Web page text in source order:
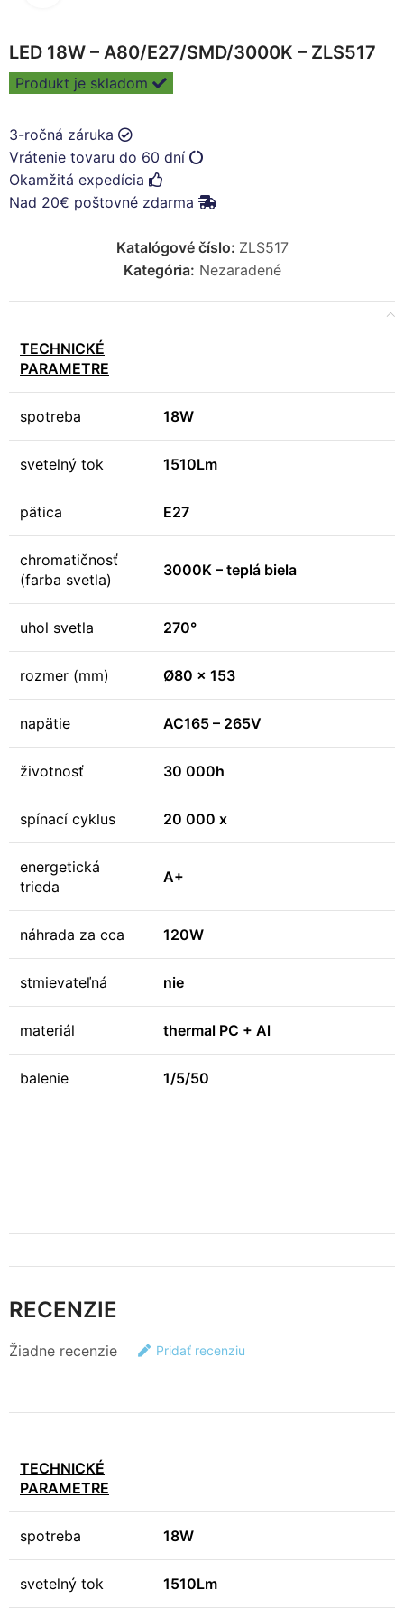
LED 18W – A80/E27/SMD/3000K – ZLS517
Produkt je skladom
3-ročná záruka
Vrátenie tovaru do 60 dní
Okamžitá expedícia
Nad 20€ poštovné zdarma
Katalógové číslo: ZLS517
Kategória: Nezaradené
TECHNICKÉ
PARAMETRE
spotreba 18W
svetelný tok 1510Lm
pätica E27
chromatičnosť
(farba svetla)
3000K – teplá biela
uhol svetla 270°
rozmer (mm) Ø80 x 153
napätie AC165 – 265V
životnosť 30 000h
spínací cyklus 20 000 x
energetická
trieda
A+
náhrada za cca 120W
stmievateľná nie
materiál thermal PC + Al
balenie 1/5/50
RECENZIE
Žiadne recenzie Pridať recenziu
TECHNICKÉ
PARAMETRE
spotreba 18W
svetelný tok 1510Lm